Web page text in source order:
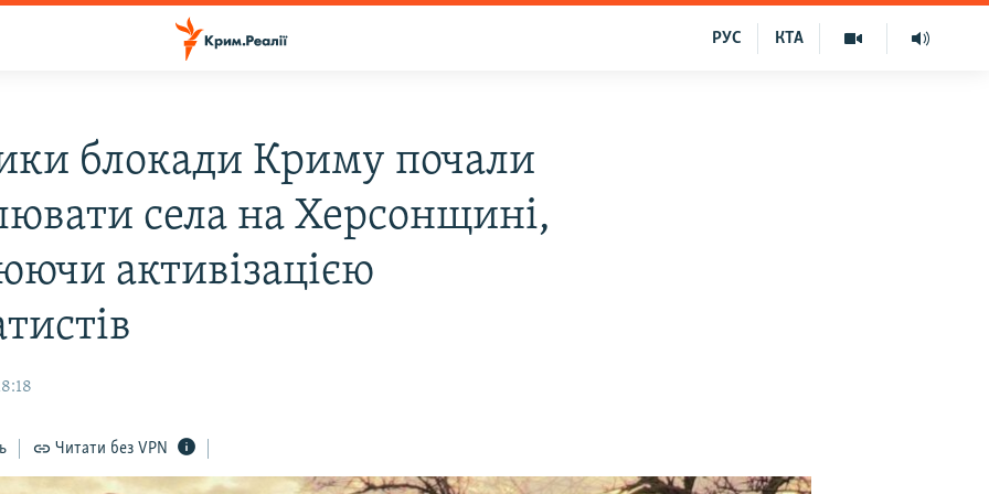
КТА
РУС
блокади Криму почали
села на Херсонщині,
активізацією
Читати без VPN